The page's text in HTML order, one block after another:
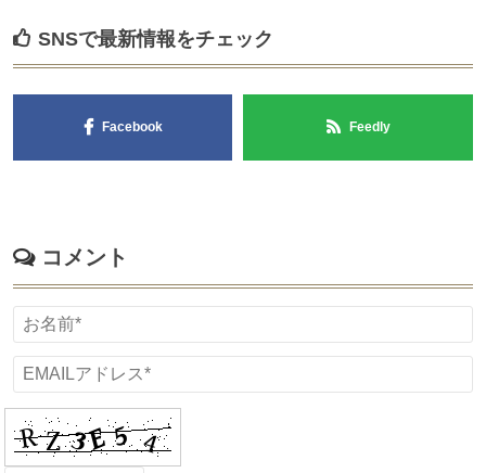
SNSで最新情報をチェック
Facebook Feedly
コメント